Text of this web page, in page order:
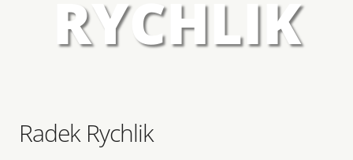
RYCHLIK
Radek Rychlik